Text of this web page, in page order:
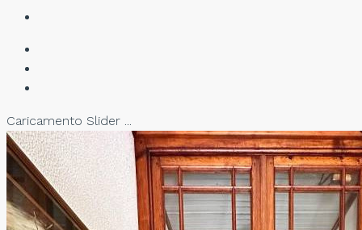
Caricamento Slider ...